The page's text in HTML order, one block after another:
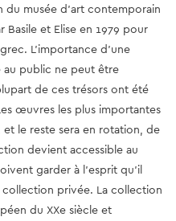
du musée d'art contemporain
Basile et Elise en 1979 pour
L'importance d'une
public ne peut être
de ces trésors ont été
œuvres les plus importantes
le reste sera en rotation, de
devient accessible au
garder à l'esprit qu'il
privée. La collection
du XXe siècle et